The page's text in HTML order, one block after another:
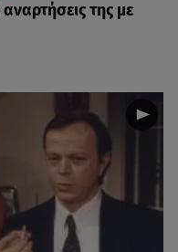
της με